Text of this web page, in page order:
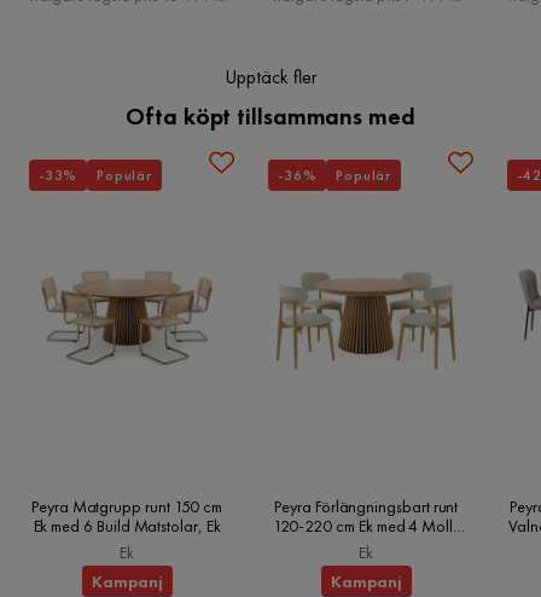
Färg Svart
Serie
Namn klädsel Haze 11
Tidlös design
Upptäck fler
Ofta köpt tillsammans med
Peyra Matgrupp runt 150 cm
Ek med 6 Build Matstolar, Ek
Ek
Kampanj
-33% Populär
Peyra Förlängningsbart runt
120-220 cm Ek med 4 Molly
Matstolar, Ek
Ek
Kampanj
-36% Populär -